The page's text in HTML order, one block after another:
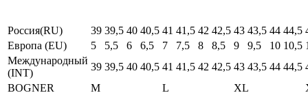
Россия(RU) 39 39,5 40 40,5 41 41,5 42 42,5 43 43,5 44 44,5
Европа (EU)
5 5,5 6 6,5 7 7,5 8 8,5 9 9,5 10 10,5
Международный
(INT)
39 39,5 40 40,5 41 41,5 42 42,5 43 43,5 44 44,5
BOGNER
M L XL